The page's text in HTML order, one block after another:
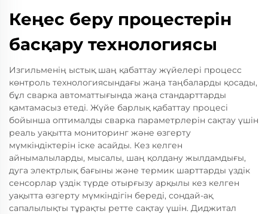
Кеңес беру процестерін
басқару технологиясы
Изгильменің ыстық шаң қабаттау жүйелері процесс
көнтроль технологиясындағы жаңа таңбаларды қосады,
бұл сварка автоматтығында жаңа стандарттарды
қамтамасыз етеді. Жүйе барлық қабаттау процесі
бойынша оптималды сварка параметрлерін сақтау үшін
реаль уақытта мониторинг және өзгерту
мүмкіндіктерін іске асайды. Кез келген
айнымалыларды, мысалы, шаң қолдану жылдамдығы,
дуга электрлық бағыны және термик шарттарды үздік
сенсорлар үздік түрде отырғызу арқылы кез келген
уақытта өзгерту мүмкіндігін береді, сондай-ақ
сапалылықты тұрақты ретте сақтау үшін. Диджитал